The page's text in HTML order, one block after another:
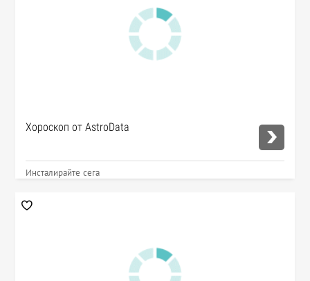
Хороскоп от AstroData
Инсталирайте сега